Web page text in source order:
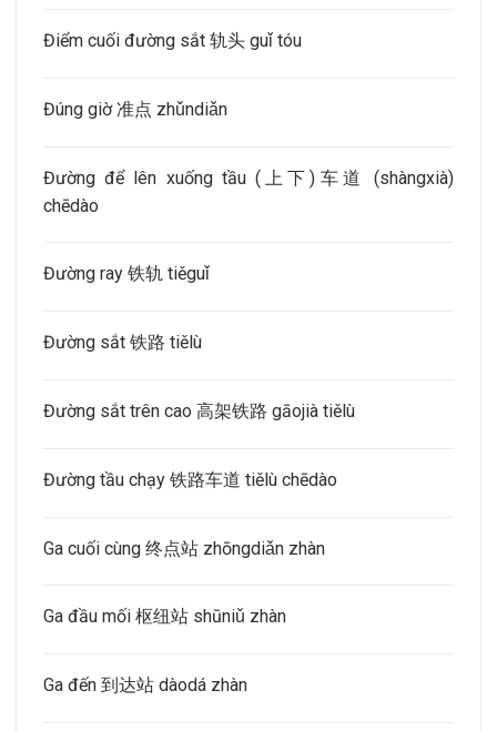
Điểm cuối đường sắt 轨头 guǐ tóu
Đúng giờ 准点 zhǔndiǎn
Đường để lên xuống tầu (上下)车道 (shàngxià)
chēdào
Đường ray 铁轨 tiěguǐ
Đường sắt 铁路 tiělù
Đường sắt trên cao 高架铁路 gāojià tiělù
Đường tầu chạy 铁路车道 tiělù chēdào
Ga cuối cùng 终点站 zhōngdiǎn zhàn
Ga đầu mối 枢纽站 shūniǔ zhàn
Ga đến 到达站 dàodá zhàn